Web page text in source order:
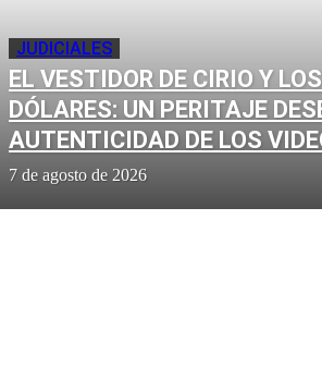
JUDICIALES
EL VESTIDOR DE CIRIO Y
DÓLARES: UN PERITAJE
AUTENTICIDAD DE LOS
7 de agosto de 2026